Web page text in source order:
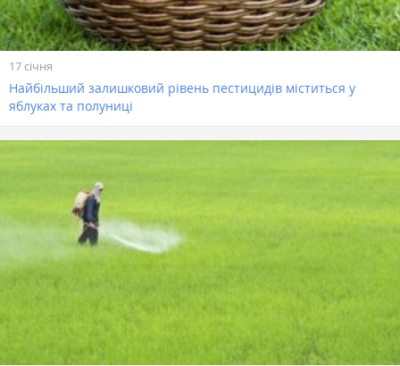
17 січня
Найбільший залишковий рівень пестицидів міститься у
яблуках та полуниці